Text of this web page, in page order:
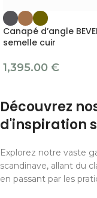
Canapé d’angle
semelle cuir
1,395.00 €
Découvrez
d'inspiration
Explorez notre vaste
scandinave, allant du
en passant par les